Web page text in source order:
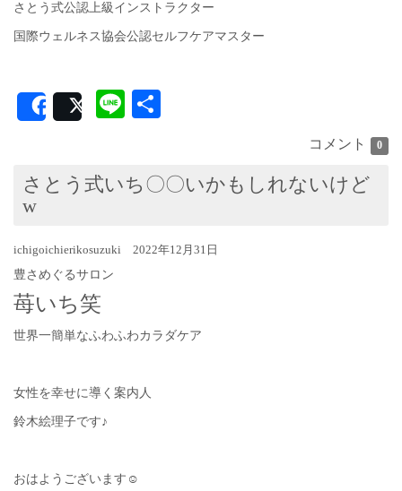
さとう式公認上級インストラクター
国際ウェルネス協会公認セルフケアマスター
SharePost Line
コメント 0
さとう式いち〇〇いかもしれないけど
w
ichigoichierikosuzuki 2022年12月31日
豊さめぐるサロン
苺いち笑
世界一簡単なふわふわカラダケア
女性を幸せに導く案内人
鈴木絵理子です♪
おはようございます☺︎